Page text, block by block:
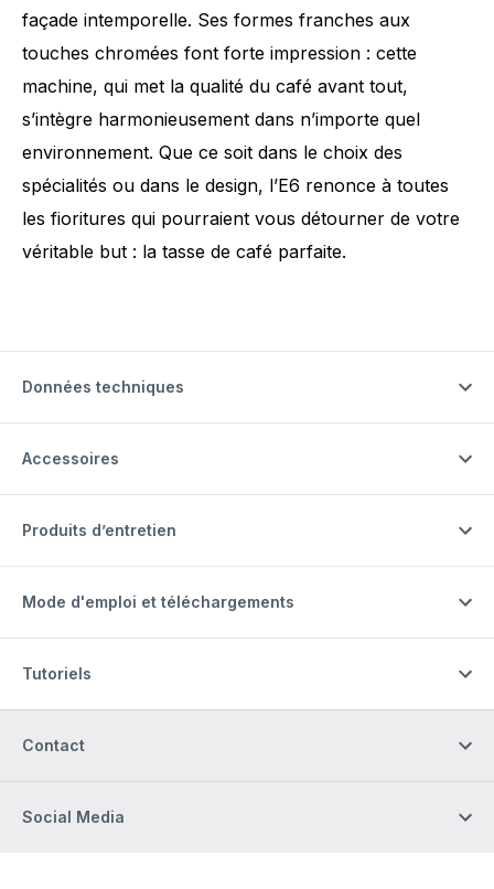
façade intemporelle. Ses formes franches aux
touches chromées font forte impression : cette
machine, qui met la qualité du café avant tout,
s’intègre harmonieusement dans n’importe quel
environnement. Que ce soit dans le choix des
spécialités ou dans le design, l’E6 renonce à toutes
les fioritures qui pourraient vous détourner de votre
véritable but : la tasse de café parfaite.
Données techniques
Accessoires
Produits d’entretien
Mode d'emploi et téléchargements
Tutoriels
Contact
Social Media